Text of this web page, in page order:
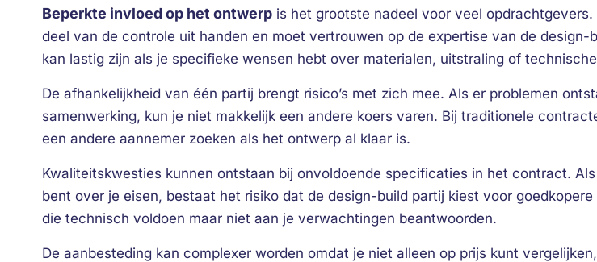
Beperkte invloed op het ontwerp is het grootste nadeel voor veel opdrachtgevers.
deel van de controle uit handen en moet vertrouwen op de expertise van de design-
kan lastig zijn als je specifieke wensen hebt over materialen, uitstraling of
De afhankelijkheid van één partij brengt risico’s met zich mee. Als er problemen
samenwerking, kun je niet makkelijk een andere koers varen. Bij traditionele
een andere aannemer zoeken als het ontwerp al klaar is.
Kwaliteitskwesties kunnen ontstaan bij onvoldoende specificaties in het contract.
bent over je eisen, bestaat het risiko dat de design-build partij kiest voor goedkopere
die technisch voldoen maar niet aan je verwachtingen beantwoorden.
De aanbesteding kan complexer worden omdat je niet alleen op prijs kunt